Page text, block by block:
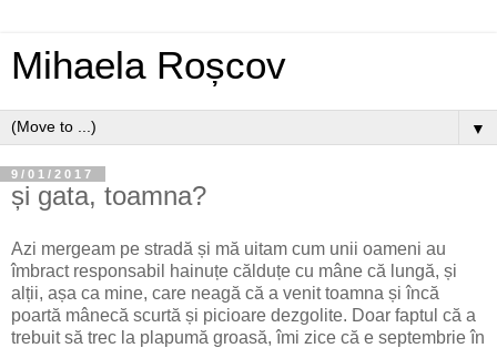
Mihaela Roșcov
▼
9/01/2017
și gata, toamna?
Azi mergeam pe stradă și mă uitam cum unii oameni au
îmbract responsabil hainuțe călduțe cu mâne că lungă, și
alții, așa ca mine, care neagă că a venit toamna și încă
poartă mânecă scurtă și picioare dezgolite. Doar faptul că a
trebuit să trec la plapumă groasă, îmi zice că e septembrie în